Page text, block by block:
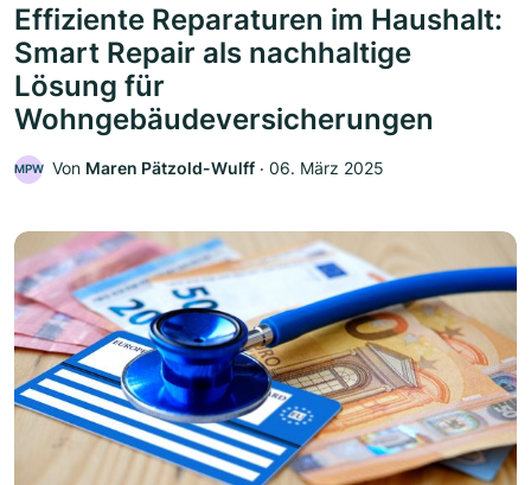
Effiziente Reparaturen im Haushalt:
Smart Repair als nachhaltige
Lösung für
Wohngebäudeversicherungen
MPW Von Maren Pätzold-Wulff ‧ 06. März 2025